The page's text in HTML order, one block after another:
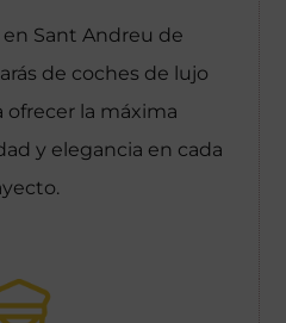
Sant Andreu de
de coches de lujo
ofrecer la máxima
y elegancia en cada